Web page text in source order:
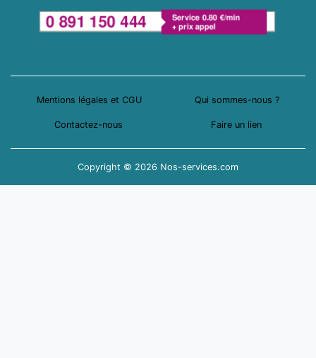
Mentions légales et CGU Qui sommes-nous ?
Contactez-nous Faire un lien
Copyright © 2026 Nos-services.com